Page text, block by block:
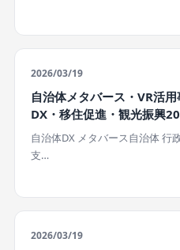
2026/03/19
自治体メタバース・VR活
DX・移住促進・観光振興
自治体DX メタバース自治体 行
支…
2026/03/19